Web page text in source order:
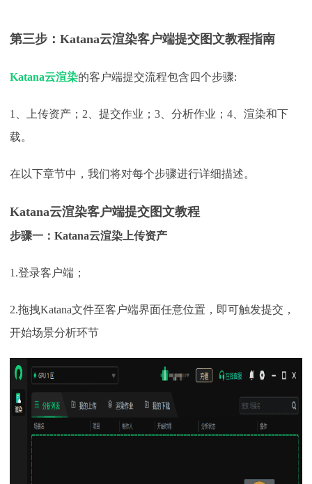
第三步： Katana云渲染客户端提交图文教程指南
Katana云渲染的客户端提交流程包含四个步骤:
1、上传资产；2、提交作业；3、分析作业；4、渲染和下
载。
在以下章节中，我们将对每个步骤进行详细描述。
Katana云渲染客户端提交图文教程
步骤一： Katana云渲染 上传资产
1.登录客户端；
2.拖拽Katana文件至客户端界面任意位置，即可触发提交，
开始场景分析环节